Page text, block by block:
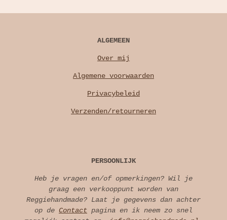
ALGEMEEN
Over mij
Algemene voorwaarden
Privacybeleid
Verzenden/retourneren
PERSOONLIJK
Heb je vragen en/of opmerkingen? Wil je
graag een verkooppunt worden van
Reggiehandmade? Laat je gegevens dan achter
op de Contact pagina en ik neem zo snel